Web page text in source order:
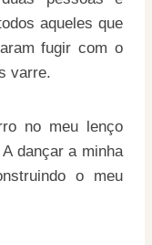
aqueles que
fugir com o
varre.
no meu lenço
dançar a minha
o meu